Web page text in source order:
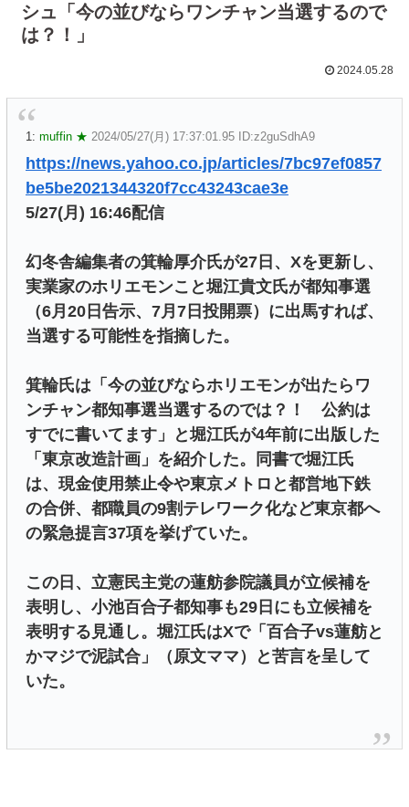
シュ「今の並びならワンチャン当選するので
は？！」
2024.05.28
1: muffin ★ 2024/05/27(月) 17:37:01.95 ID:z2guSdhA9
https://news.yahoo.co.jp/articles/7bc97ef0857
be5be2021344320f7cc43243cae3e
5/27(月) 16:46配信
幻冬舎編集者の箕輪厚介氏が27日、Xを更新し、
実業家のホリエモンこと堀江貴文氏が都知事選
（6月20日告示、7月7日投開票）に出馬すれば、
当選する可能性を指摘した。
箕輪氏は「今の並びならホリエモンが出たらワ
ンチャン都知事選当選するのでは？！ 公約は
すでに書いてます」と堀江氏が4年前に出版した
「東京改造計画」を紹介した。同書で堀江氏
は、現金使用禁止令や東京メトロと都営地下鉄
の合併、都職員の9割テレワーク化など東京都へ
の緊急提言37項を挙げていた。
この日、立憲民主党の蓮舫参院議員が立候補を
表明し、小池百合子都知事も29日にも立候補を
表明する見通し。堀江氏はXで「百合子vs蓮舫と
かマジで泥試合」（原文ママ）と苦言を呈して
いた。